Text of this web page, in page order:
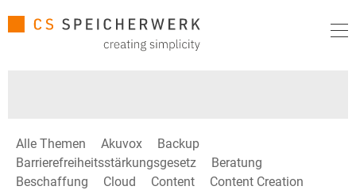
Alle Themen Akuvox
Backup
Barrierefreiheitsstärkungsgesetz
Beratung
Beschaffung
Cloud Content
Content Creation